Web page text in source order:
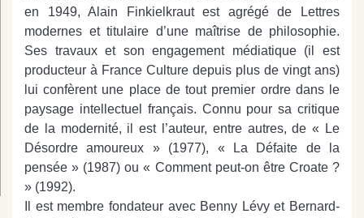
en 1949, Alain Finkielkraut est agrégé de Lettres
modernes et titulaire d’une maîtrise de philosophie.
Ses travaux et son engagement médiatique (il est
producteur à France Culture depuis plus de vingt ans)
lui confèrent une place de tout premier ordre dans le
paysage intellectuel français. Connu pour sa critique
de la modernité, il est l’auteur, entre autres, de « Le
Désordre amoureux » (1977), « La Défaite de la
pensée » (1987) ou « Comment peut-on être Croate ?
» (1992).
Il est membre fondateur avec Benny Lévy et Bernard-